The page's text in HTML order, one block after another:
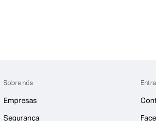
Sobre nós
Empresas
Segurança